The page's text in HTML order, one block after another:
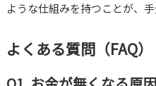
ような仕組みを持つことが、
よくある質問（FAQ）